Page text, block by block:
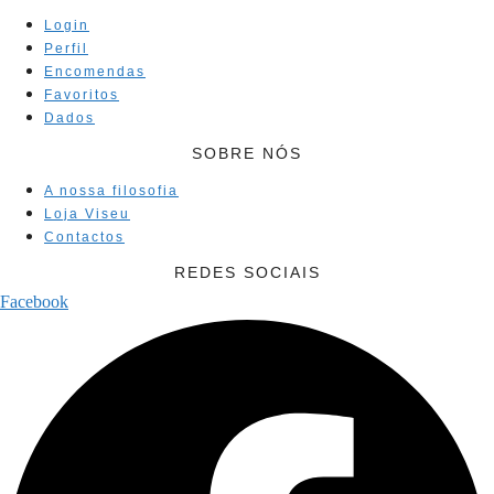
Login
Perfil
Encomendas
Favoritos
Dados
SOBRE NÓS
A nossa filosofia
Loja Viseu
Contactos
REDES SOCIAIS
Facebook